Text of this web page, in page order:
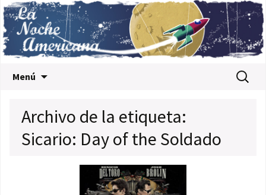
Menú Buscar:
Archivo de la etiqueta:
Sicario: Day of the Soldado